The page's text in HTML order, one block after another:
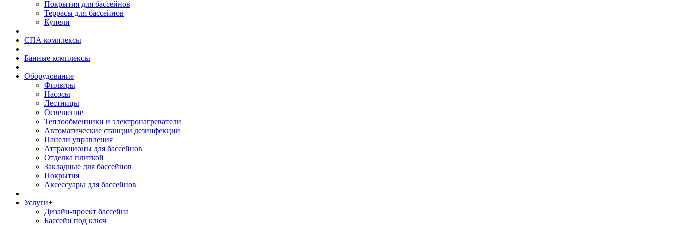
Покрытия для бассейнов
Террасы для бассейнов
Купели
СПА комплексы
Банные комплексы
Оборудование+
Фильтры
Насосы
Лестницы
Освещение
Теплообменники и электронагреватели
Автоматические станции дезинфекции
Панели управления
Аттракционы для бассейнов
Отделка плиткой
Закладные для бассейнов
Покрытия
Аксессуары для бассейнов
Услуги+
Дизайн-проект бассейна
Бассейн под ключ